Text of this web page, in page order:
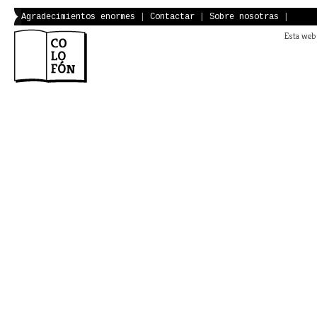
Agradecimientos enormes Contactar Sobre nosotras
Esta